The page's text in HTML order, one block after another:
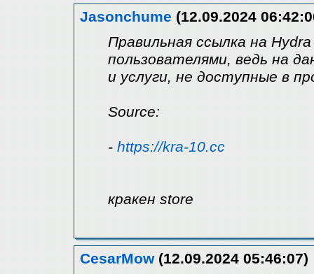
Jasonchume (12.09.2024
Правильная ссылка на
пользователями, ведь на
и услуги, не доступные в
Source:
- https://kra-10.cc
кракен store
CesarMow(12.09.2024 05:46:07)